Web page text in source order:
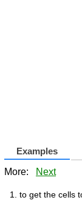
Examples
More: Next
to get the cells